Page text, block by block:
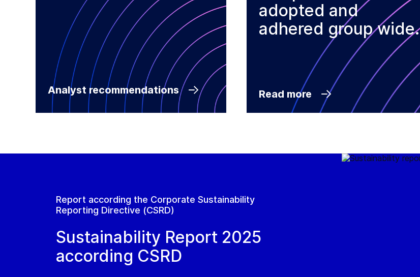
Analyst recommendations
adopted and
adhered group wide.
Read more
Report according the Corporate Sustainability
Reporting Directive (CSRD)
Sustainability Report 2025
according CSRD